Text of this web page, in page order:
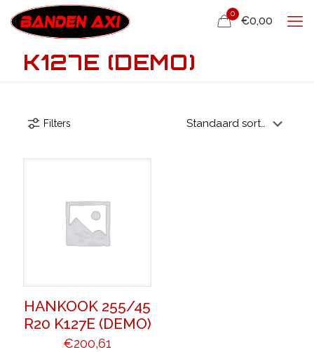
0
€0,00
K127E (DEMO)
Filters
HANKOOK 255/45
R20 K127E (DEMO)
€200,61